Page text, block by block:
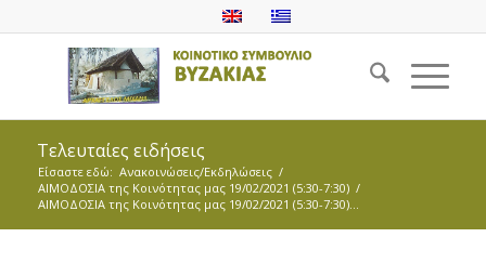
Τελευταίες ειδήσεις
Είσαστε εδώ: Ανακοινώσεις/Εκδηλώσεις /
ΑΙΜΟΔΟΣΙΑ της Κοινότητας μας 19/02/2021 (5:30-7:30) /
ΑΙΜΟΔΟΣΙΑ της Κοινότητας μας 19/02/2021 (5:30-7:30)...